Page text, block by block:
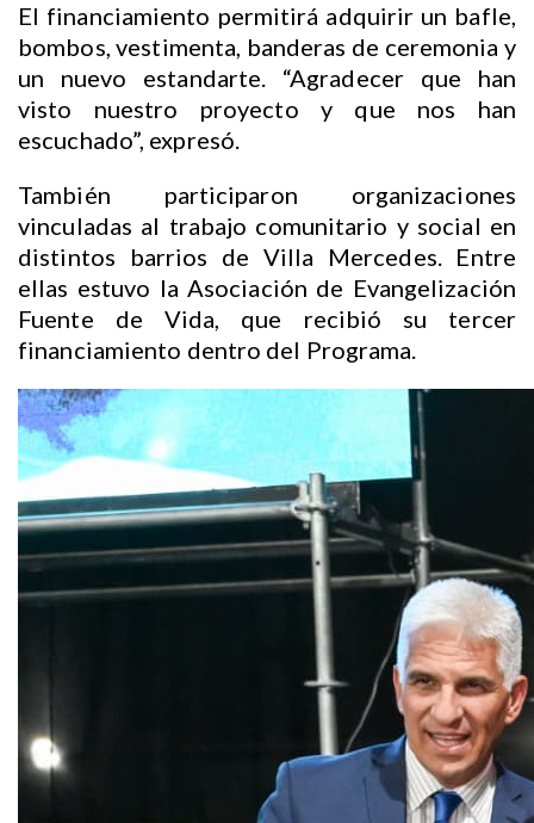
El financiamiento permitirá adquirir un bafle,
bombos, vestimenta, banderas de ceremonia y
un nuevo estandarte. “Agradecer que han
visto nuestro proyecto y que nos han
escuchado”, expresó.
También participaron organizaciones
vinculadas al trabajo comunitario y social en
distintos barrios de Villa Mercedes. Entre
ellas estuvo la Asociación de Evangelización
Fuente de Vida, que recibió su tercer
financiamiento dentro del Programa.